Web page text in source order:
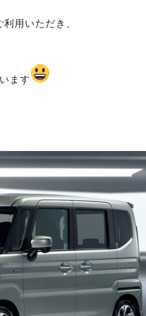
用いただき、
ます